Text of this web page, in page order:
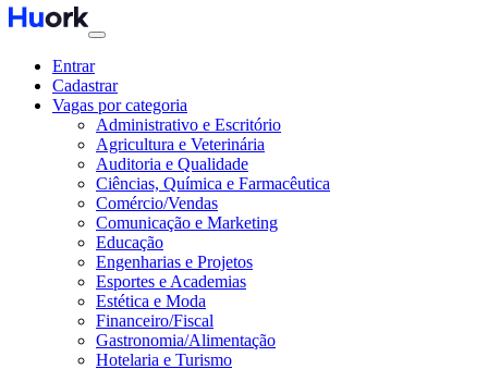
Entrar
Cadastrar
Vagas por categoria
Administrativo e Escritório
Agricultura e Veterinária
Auditoria e Qualidade
Ciências, Química e Farmacêutica
Comércio/Vendas
Comunicação e Marketing
Educação
Engenharias e Projetos
Esportes e Academias
Estética e Moda
Financeiro/Fiscal
Gastronomia/Alimentação
Hotelaria e Turismo